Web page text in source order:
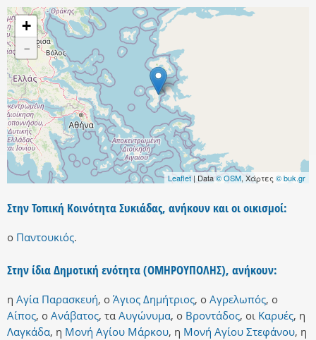
+
-
Leaflet | Data© OSM, Χάρτες © buk.gr
Στην Τοπική Κοινότητα Συκιάδας, ανήκουν και οι οικισμοί:
ο Παντουκιός.
Στην ίδια Δημοτική ενότητα (ΟΜΗΡΟΥΠΟΛΗΣ), ανήκουν:
η Αγία Παρασκευή, ο Άγιος Δημήτριος, ο Αγρελωπός, ο
Αίπος, ο Ανάβατος, τα Αυγώνυμα, ο Βροντάδος, οι Καρυές, η
Λαγκάδα, η Μονή Αγίου Μάρκου, η Μονή Αγίου Στεφάνου, η